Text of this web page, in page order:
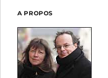
A PROPOS